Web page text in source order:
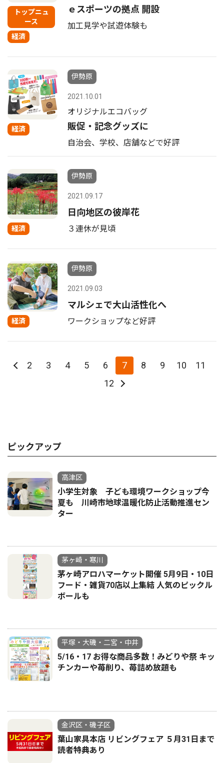
トップニュ
ース
経済
ｅスポーツの拠点 開設
加工見学や試遊体験も
経済
伊勢原
2021.10.01
オリジナルエコバッグ
販促・記念グッズに
自治会、学校、店舗などで好評
経済
伊勢原
2021.09.17
日向地区の彼岸花
３連休が見頃
経済
伊勢原
2021.09.03
マルシェで大山活性化へ
ワークショップなど好評
2 3 4 5 6 7 8 9 10
11
12
ピックアップ
高津区
小学生対象 子ども環境ワークショップ今
夏も 川崎市地球温暖化防止活動推進セン
ター
茅ヶ崎・寒川
茅ヶ崎アロハマーケット開催 5月9日・10日
フード・雑貨70店以上集結 人気のピックル
ボールも
平塚・大磯・二宮・中井
5/16・17 お得な商品多数！みどりや祭 キッ
チンカーや苺削り、苺詰め放題も
金沢区・磯子区
葉山家具本店 リビングフェア ５月31日まで
読者特典あり